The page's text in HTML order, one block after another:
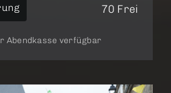
70 Frei
Abendkasse verfügbar